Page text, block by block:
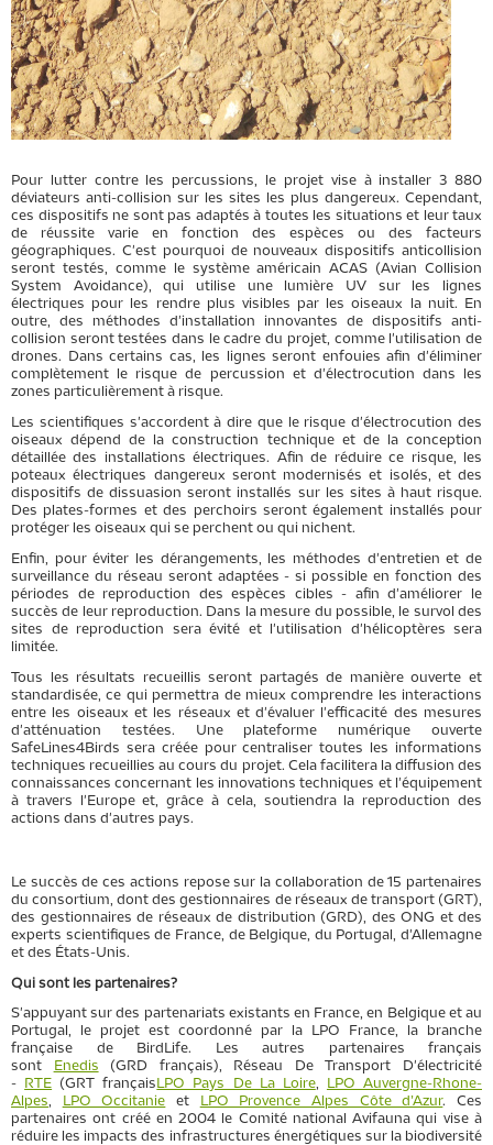
Pour lutter contre les percussions, le projet vise à installer 3 880
déviateurs anti-collision sur les sites les plus dangereux. Cependant,
ces dispositifs ne sont pas adaptés à toutes les situations et leur taux
de réussite varie en fonction des espèces ou des facteurs
géographiques. C'est pourquoi de nouveaux dispositifs anticollision
seront testés, comme le système américain ACAS (Avian Collision
System Avoidance), qui utilise une lumière UV sur les lignes
électriques pour les rendre plus visibles par les oiseaux la nuit. En
outre, des méthodes d'installation innovantes de dispositifs anti-
collision seront testées dans le cadre du projet, comme l'utilisation de
drones. Dans certains cas, les lignes seront enfouies afin d'éliminer
complètement le risque de percussion et d'électrocution dans les
zones particulièrement à risque.
Les scientifiques s'accordent à dire que le risque d'électrocution des
oiseaux dépend de la construction technique et de la conception
détaillée des installations électriques. Afin de réduire ce risque, les
poteaux électriques dangereux seront modernisés et isolés, et des
dispositifs de dissuasion seront installés sur les sites à haut risque.
Des plates-formes et des perchoirs seront également installés pour
protéger les oiseaux qui se perchent ou qui nichent.
Enfin, pour éviter les dérangements, les méthodes d'entretien et de
surveillance du réseau seront adaptées - si possible en fonction des
périodes de reproduction des espèces cibles - afin d'améliorer le
succès de leur reproduction. Dans la mesure du possible, le survol des
sites de reproduction sera évité et l'utilisation d'hélicoptères sera
limitée.
Tous les résultats recueillis seront partagés de manière ouverte et
standardisée, ce qui permettra de mieux comprendre les interactions
entre les oiseaux et les réseaux et d'évaluer l'efficacité des mesures
d'atténuation testées. Une plateforme numérique ouverte
SafeLines4Birds sera créée pour centraliser toutes les informations
techniques recueillies au cours du projet. Cela facilitera la diffusion des
connaissances concernant les innovations techniques et l'équipement
à travers l'Europe et, grâce à cela, soutiendra la reproduction des
actions dans d'autres pays.
Le succès de ces actions repose sur la collaboration de 15 partenaires
du consortium, dont des gestionnaires de réseaux de transport (GRT),
des gestionnaires de réseaux de distribution (GRD), des ONG et des
experts scientifiques de France, de Belgique, du Portugal, d'Allemagne
et des États-Unis.
Qui sont les partenaires?
S'appuyant sur des partenariats existants en France, en Belgique et au
Portugal, le projet est coordonné par la LPO France, la branche
française de BirdLife. Les autres partenaires français
sont
Enedis (GRD français), Réseau De Transport D'électricité
-
RTE (GRT français LPO Pays De La Loire,
LPO Auvergne-Rhone-
Alpes, LPO Occitanie et LPO Provence Alpes Côte d’Azur. Ces
partenaires ont créé en 2004 le Comité national Avifauna qui vise à
réduire les impacts des infrastructures énergétiques sur la biodiversité